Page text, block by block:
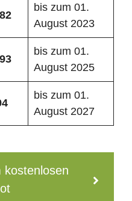
bis zum 01.
August 2023
bis zum 01.
August 2025
bis zum 01.
August 2027
kostenlosen